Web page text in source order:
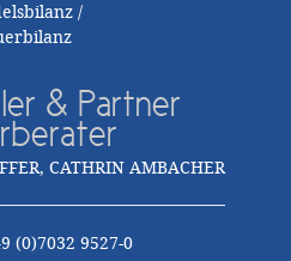
/
& Partner
CATHRIN AMBACHER
(0)7032 9527-0